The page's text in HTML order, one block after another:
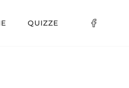
QUIZZE